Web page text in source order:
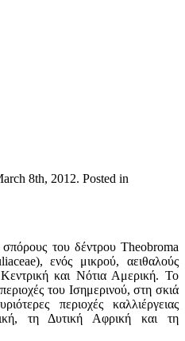
8th, 2012. Posted in
του δέντρου Theobroma
ενός μικρού, αειθαλούς
και Νότια Αμερική. Το
του Ισημερινού, στη σκιά
περιοχές καλλιέργειας
τη Δυτική Αφρική και τη